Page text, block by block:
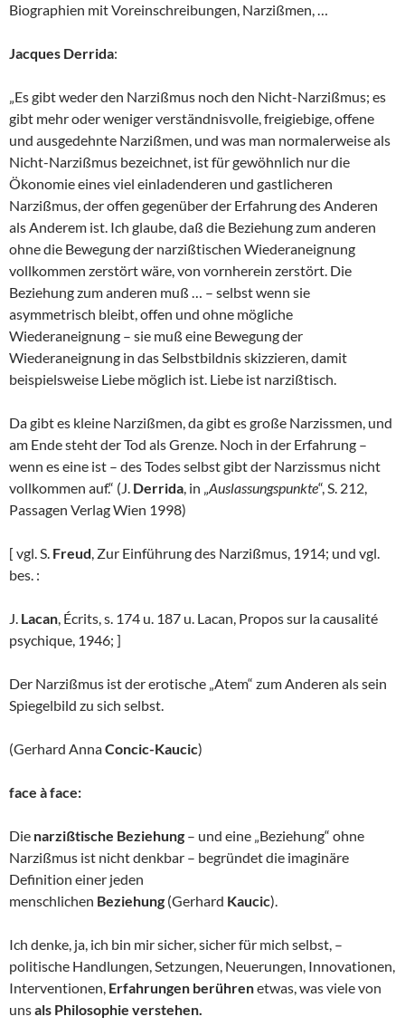
Biographien mit Voreinschreibungen, Narzißmen, …
Jacques Derrida:
„Es gibt weder den Narzißmus noch den Nicht-Narzißmus; es
gibt mehr oder weniger verständnisvolle, freigiebige, offene
und ausgedehnte Narzißmen, und was man normalerweise als
Nicht-Narzißmus bezeichnet, ist für gewöhnlich nur die
Ökonomie eines viel einladenderen und gastlicheren
Narzißmus, der offen gegenüber der Erfahrung des Anderen
als Anderem ist. Ich glaube, daß die Beziehung zum anderen
ohne die Bewegung der narzißtischen Wiederaneignung
vollkommen zerstört wäre, von vornherein zerstört. Die
Beziehung zum anderen muß … – selbst wenn sie
asymmetrisch bleibt, offen und ohne mögliche
Wiederaneignung – sie muß eine Bewegung der
Wiederaneignung in das Selbstbildnis skizzieren, damit
beispielsweise Liebe möglich ist. Liebe ist narzißtisch.
Da gibt es kleine Narzißmen, da gibt es große Narzissmen, und
am Ende steht der Tod als Grenze. Noch in der Erfahrung –
wenn es eine ist – des Todes selbst gibt der Narzissmus nicht
vollkommen auf.“ (J. Derrida, in „Auslassungspunkte“, S. 212,
Passagen Verlag Wien 1998)
[ vgl. S. Freud, Zur Einführung des Narzißmus, 1914; und vgl.
bes. :
J. Lacan, Écrits, s. 174 u. 187 u. Lacan, Propos sur la causalité
psychique, 1946; ]
Der Narzißmus ist der erotische „Atem“ zum Anderen als sein
Spiegelbild zu sich selbst.
(Gerhard AnnaConcic-Kaucic)
face à face:
Die narzißtische Beziehung – und eine „Beziehung“ ohne
Narzißmus ist nicht denkbar – begründet die imaginäre
Definition einer jeden
menschlichen Beziehung (Gerhard Kaucic).
Ich denke, ja, ich bin mir sicher, sicher für mich selbst, –
politische Handlungen, Setzungen, Neuerungen, Innovationen,
Interventionen, Erfahrungen berührenetwas, was viele von
unsals Philosophie verstehen.